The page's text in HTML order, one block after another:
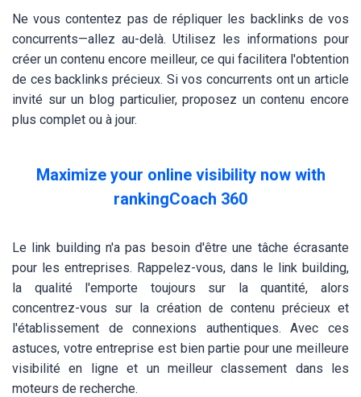
Ne vous contentez pas de répliquer les backlinks de vos
concurrents—allez au-delà. Utilisez les informations pour
créer un contenu encore meilleur, ce qui facilitera l'obtention
de ces backlinks précieux. Si vos concurrents ont un article
invité sur un blog particulier, proposez un contenu encore
plus complet ou à jour.
Maximize your online visibility now with
rankingCoach 360
Le link building n'a pas besoin d'être une tâche écrasante
pour les entreprises. Rappelez-vous, dans le link building,
la qualité l'emporte toujours sur la quantité, alors
concentrez-vous sur la création de contenu précieux et
l'établissement de connexions authentiques. Avec ces
astuces, votre entreprise est bien partie pour une meilleure
visibilité en ligne et un meilleur classement dans les
moteurs de recherche.